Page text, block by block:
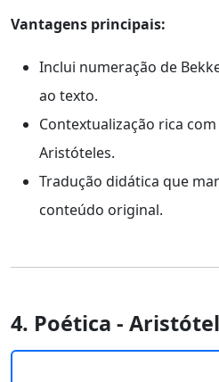
Vantagens principais:
Inclui numeração de
ao texto.
Contextualização rica
Aristóteles.
Tradução didática que
conteúdo original.
4. Poética -